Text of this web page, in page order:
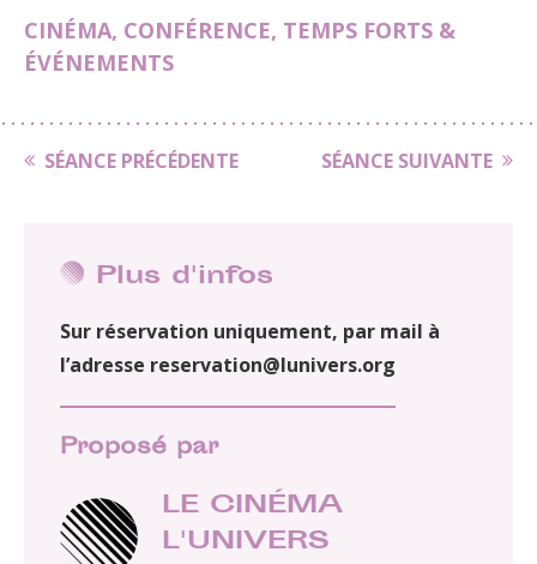
CINÉMA, CONFÉRENCE, TEMPS FORTS &
ÉVÉNEMENTS
SÉANCE PRÉCÉDENTE SÉANCE SUIVANTE
Plus d'infos
Sur réservation uniquement, par mail à
l’adresse reservation@lunivers.org
Proposé par
LE CINÉMA
L'UNIVERS